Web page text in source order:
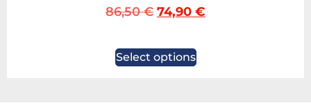
86,50€ 74,90 €
Select options